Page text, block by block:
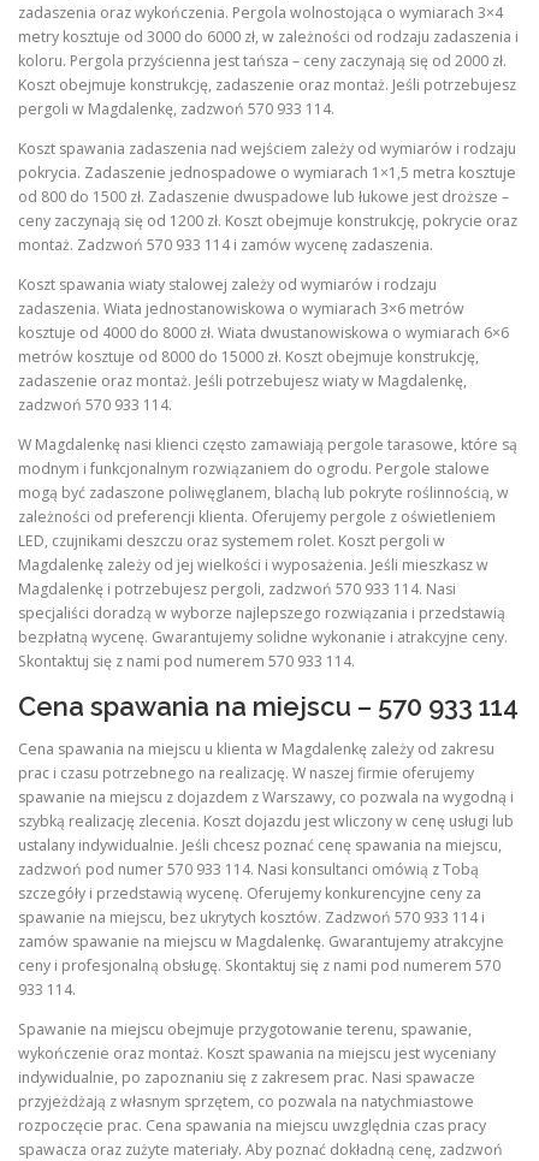
zadaszenia oraz wykończenia. Pergola wolnostojąca o wymiarach 3×4
metry kosztuje od 3000 do 6000 zł, w zależności od rodzaju zadaszenia i
koloru. Pergola przyścienna jest tańsza – ceny zaczynają się od 2000 zł.
Koszt obejmuje konstrukcję, zadaszenie oraz montaż. Jeśli potrzebujesz
pergoli w Magdalenkę, zadzwoń 570 933 114.
Koszt spawania zadaszenia nad wejściem zależy od wymiarów i rodzaju
pokrycia. Zadaszenie jednospadowe o wymiarach 1×1,5 metra kosztuje
od 800 do 1500 zł. Zadaszenie dwuspadowe lub łukowe jest droższe –
ceny zaczynają się od 1200 zł. Koszt obejmuje konstrukcję, pokrycie oraz
montaż. Zadzwoń 570 933 114 i zamów wycenę zadaszenia.
Koszt spawania wiaty stalowej zależy od wymiarów i rodzaju
zadaszenia. Wiata jednostanowiskowa o wymiarach 3×6 metrów
kosztuje od 4000 do 8000 zł. Wiata dwustanowiskowa o wymiarach 6×6
metrów kosztuje od 8000 do 15000 zł. Koszt obejmuje konstrukcję,
zadaszenie oraz montaż. Jeśli potrzebujesz wiaty w Magdalenkę,
zadzwoń 570 933 114.
W Magdalenkę nasi klienci często zamawiają pergole tarasowe, które są
modnym i funkcjonalnym rozwiązaniem do ogrodu. Pergole stalowe
mogą być zadaszone poliwęglanem, blachą lub pokryte roślinnością, w
zależności od preferencji klienta. Oferujemy pergole z oświetleniem
LED, czujnikami deszczu oraz systemem rolet. Koszt pergoli w
Magdalenkę zależy od jej wielkości i wyposażenia. Jeśli mieszkasz w
Magdalenkę i potrzebujesz pergoli, zadzwoń 570 933 114. Nasi
specjaliści doradzą w wyborze najlepszego rozwiązania i przedstawią
bezpłatną wycenę. Gwarantujemy solidne wykonanie i atrakcyjne ceny.
Skontaktuj się z nami pod numerem 570 933 114.
Cena spawania na miejscu – 570 933 114
Cena spawania na miejscu u klienta w Magdalenkę zależy od zakresu
prac i czasu potrzebnego na realizację. W naszej firmie oferujemy
spawanie na miejscu z dojazdem z Warszawy, co pozwala na wygodną i
szybką realizację zlecenia. Koszt dojazdu jest wliczony w cenę usługi lub
ustalany indywidualnie. Jeśli chcesz poznać cenę spawania na miejscu,
zadzwoń pod numer 570 933 114. Nasi konsultanci omówią z Tobą
szczegóły i przedstawią wycenę. Oferujemy konkurencyjne ceny za
spawanie na miejscu, bez ukrytych kosztów. Zadzwoń 570 933 114 i
zamów spawanie na miejscu w Magdalenkę. Gwarantujemy atrakcyjne
ceny i profesjonalną obsługę. Skontaktuj się z nami pod numerem 570
933 114.
Spawanie na miejscu obejmuje przygotowanie terenu, spawanie,
wykończenie oraz montaż. Koszt spawania na miejscu jest wyceniany
indywidualnie, po zapoznaniu się z zakresem prac. Nasi spawacze
przyjeżdżają z własnym sprzętem, co pozwala na natychmiastowe
rozpoczęcie prac. Cena spawania na miejscu uwzględnia czas pracy
spawacza oraz zużyte materiały. Aby poznać dokładną cenę, zadzwoń